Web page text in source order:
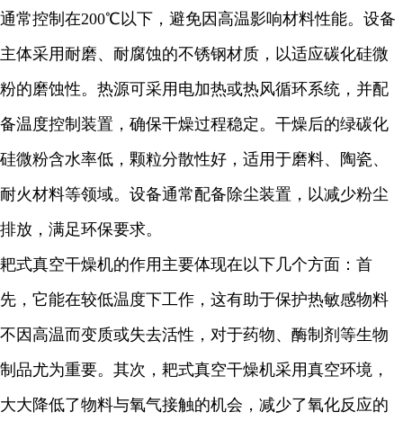
通常控制在200℃以下，避免因高温影响材料性能。设备
主体采用耐磨、耐腐蚀的不锈钢材质，以适应碳化硅微
粉的磨蚀性。热源可采用电加热或热风循环系统，并配
备温度控制装置，确保干燥过程稳定。干燥后的绿碳化
硅微粉含水率低，颗粒分散性好，适用于磨料、陶瓷、
耐火材料等领域。设备通常配备除尘装置，以减少粉尘
排放，满足环保要求。
耙式真空干燥机的作用主要体现在以下几个方面：首
先，它能在较低温度下工作，这有助于保护热敏感物料
不因高温而变质或失去活性，对于药物、酶制剂等生物
制品尤为重要。其次，耙式真空干燥机采用真空环境，
大大降低了物料与氧气接触的机会，减少了氧化反应的